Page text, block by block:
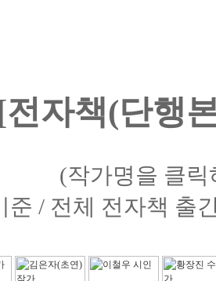
전자책(단행
(작가명을 클
준 / 전체 전자책 출